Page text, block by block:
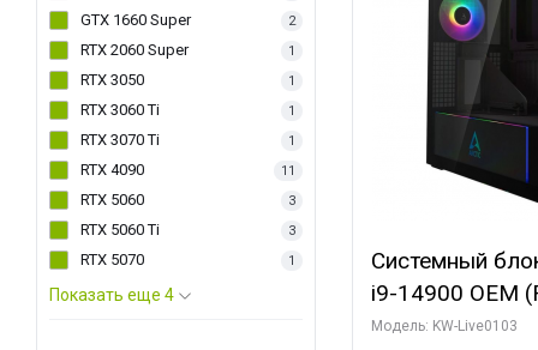
GTX 1660 Super 2
RTX 2060 Super 1
RTX 3050 1
RTX 3060 Ti 1
RTX 3070 Ti 1
RTX 4090 11
RTX 5060 3
RTX 5060 Ti 3
RTX 5070 1
Показать еще 4
Системный
i9-14900 OEM
C24 16EC/
Модель: KW-Live0103